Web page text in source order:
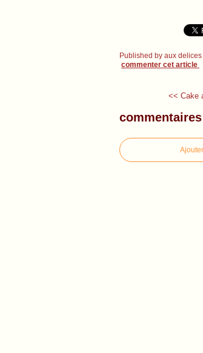
Published by aux
commenter cet article
<< Cake
commentaires